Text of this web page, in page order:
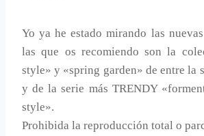
Yo ya he estado mirando las nuevas
las que os recomiendo son la
style» y «spring garden» de entre la
y de la serie más TRENDY
style».
Prohibida la reproducción total o